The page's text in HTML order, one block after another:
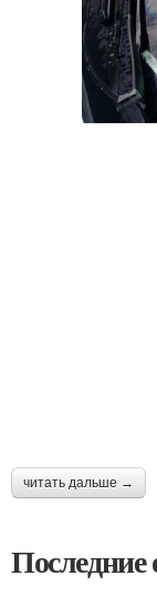
читать дальше →
Последние